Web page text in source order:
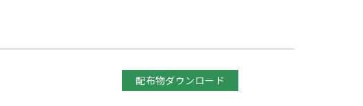
配布物ダウンロード